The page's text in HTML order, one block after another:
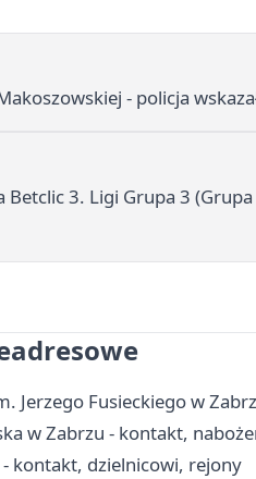
- policja
3. Ligi Grupa 3
Jerzego Fusieckiego w
w Zabrzu - kontakt,
kontakt, dzielnicowi, rejony